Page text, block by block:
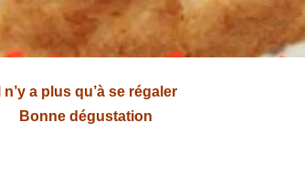
Il n’y a plus qu’à se régaler
Bonne dégustation